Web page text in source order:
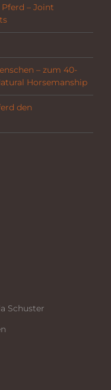
– Joint
– zum 40-
Horsemanship
den